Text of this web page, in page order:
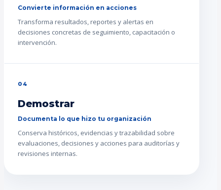
Convierte información en acciones
Transforma resultados, reportes y alertas en
decisiones concretas de seguimiento, capacitación o
intervención.
04
Demostrar
Documenta lo que hizo tu organización
Conserva históricos, evidencias y trazabilidad sobre
evaluaciones, decisiones y acciones para auditorías y
revisiones internas.